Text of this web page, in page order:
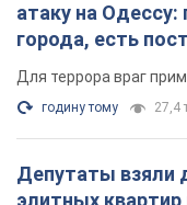
атаку на Одессу:
города, есть
Для террора враг
годину тому 27,4
Депутаты взяли
элитных квартир